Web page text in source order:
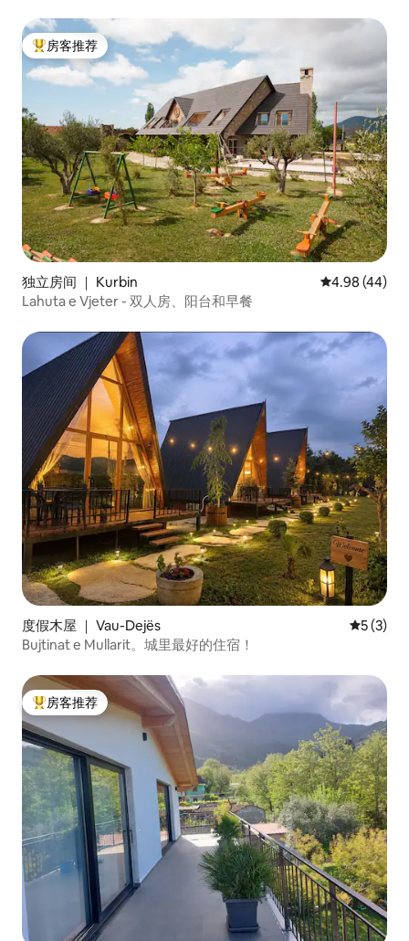
热门「房客推荐」
房客推荐
独立房间 ｜ Kurbin 平均评分
4.98 (44)
Lahuta e Vjeter - 双人房、阳台和早餐
度假木屋 ｜ Vau-Dejës 平均评分
5 (3)
Bujtinat e Mullarit。城里最好的住宿！
热门「房客推荐」
房客推荐